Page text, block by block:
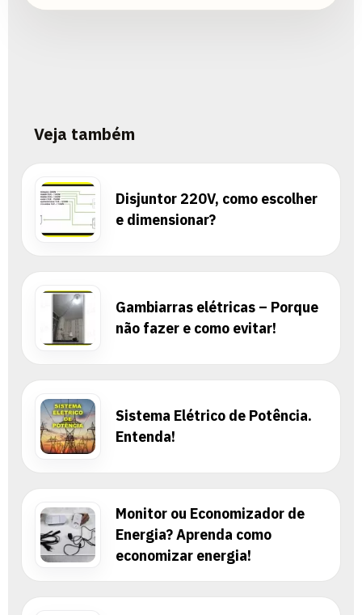
da região Sudeste....
Veja também
Disjuntor 220V, como escolher
e dimensionar?
Gambiarras elétricas – Porque
não fazer e como evitar!
Sistema Elétrico de Potência.
Entenda!
Monitor ou Economizador de
Energia? Aprenda como
economizar energia!